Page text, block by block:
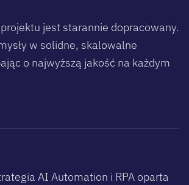
jest starannie dopracowany.
w solidne, skalowalne
o najwyższą jakość na każdym
AI Automation i RPA oparta